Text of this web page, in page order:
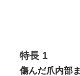
特長 1
傷んだ爪内部